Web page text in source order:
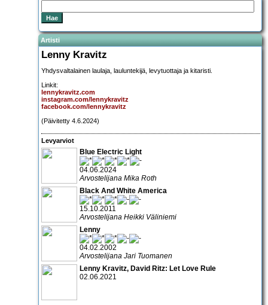
Artisti
Lenny Kravitz
Yhdysvaltalainen laulaja, lauluntekijä, levytuottaja ja kitaristi.
Linkit:
lennykravitz.com
instagram.com/lennykravitz
facebook.com/lennykravitz
(Päivitetty 4.6.2024)
Levyarviot
Blue Electric Light
04.06.2024
Arvostelijana Mika Roth
Black And White America
15.10.2011
Arvostelijana Heikki Väliniemi
Lenny
04.02.2002
Arvostelijana Jari Tuomanen
Lenny Kravitz, David Ritz: Let Love Rule
02.06.2021